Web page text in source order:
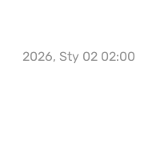
2026, Sty 02 02:00